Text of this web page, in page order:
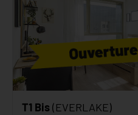
T1 Bis(EVERLAKE)